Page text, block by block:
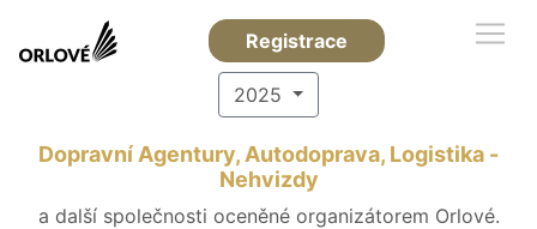
Registrace
2025
Dopravní Agentury, Autodoprava, Logistika -
Nehvizdy
a další společnosti oceněné organizátorem Orlové.